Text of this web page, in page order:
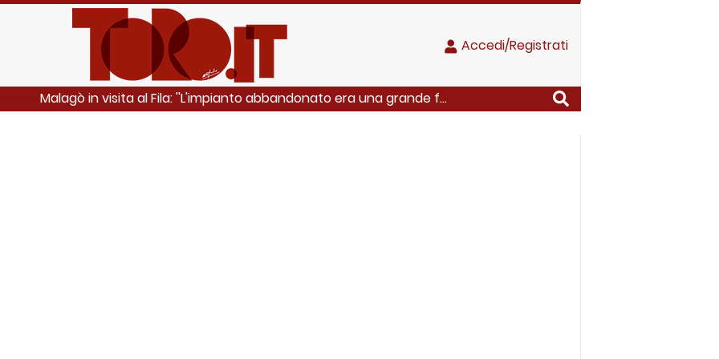
Accedi/Registrati
Malagò in visita al Fila: ''L'impianto abbandonato era una grande f...